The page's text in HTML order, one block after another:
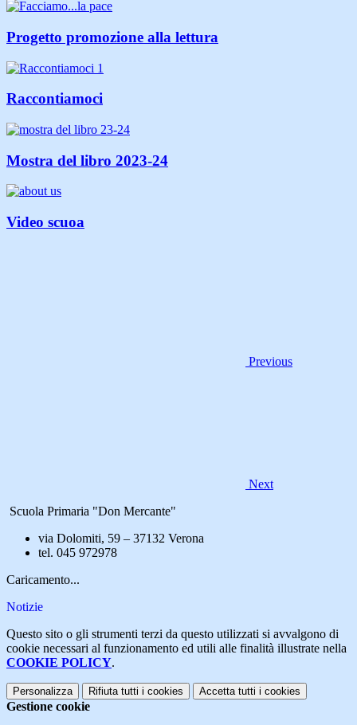
Progetto promozione alla lettura
Raccontiamoci
Mostra del libro 2023-24
Video scuoa
Previous
Next
Scuola Primaria "Don Mercante"
via Dolomiti, 59 – 37132 Verona
tel. 045 972978
Caricamento...
Notizie
Questo sito o gli strumenti terzi da questo utilizzati si avvalgono di
cookie necessari al funzionamento ed utili alle finalità illustrate nella
COOKIE POLICY.
Personalizza Rifiuta tutti i cookies Accetta tutti i cookies
Gestione cookie